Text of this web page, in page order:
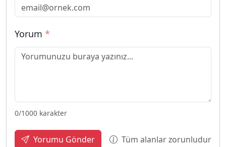
Yorum *
0/1000 karakter
Yorumu Gönder Tüm alanlar zorunludur